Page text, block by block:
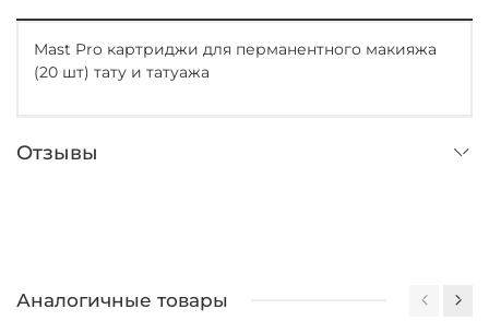
Mast Pro картриджи для перманентного макияжа
(20 шт) тату и татуажа
Отзывы
Аналогичные товары